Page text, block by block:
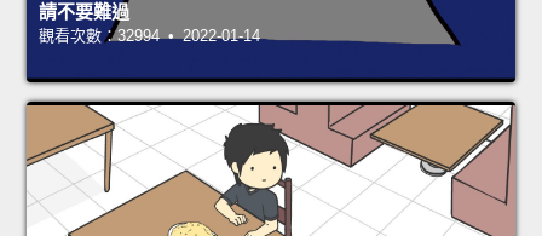
請不要難過
觀看次數：32994 • 2022-01-14